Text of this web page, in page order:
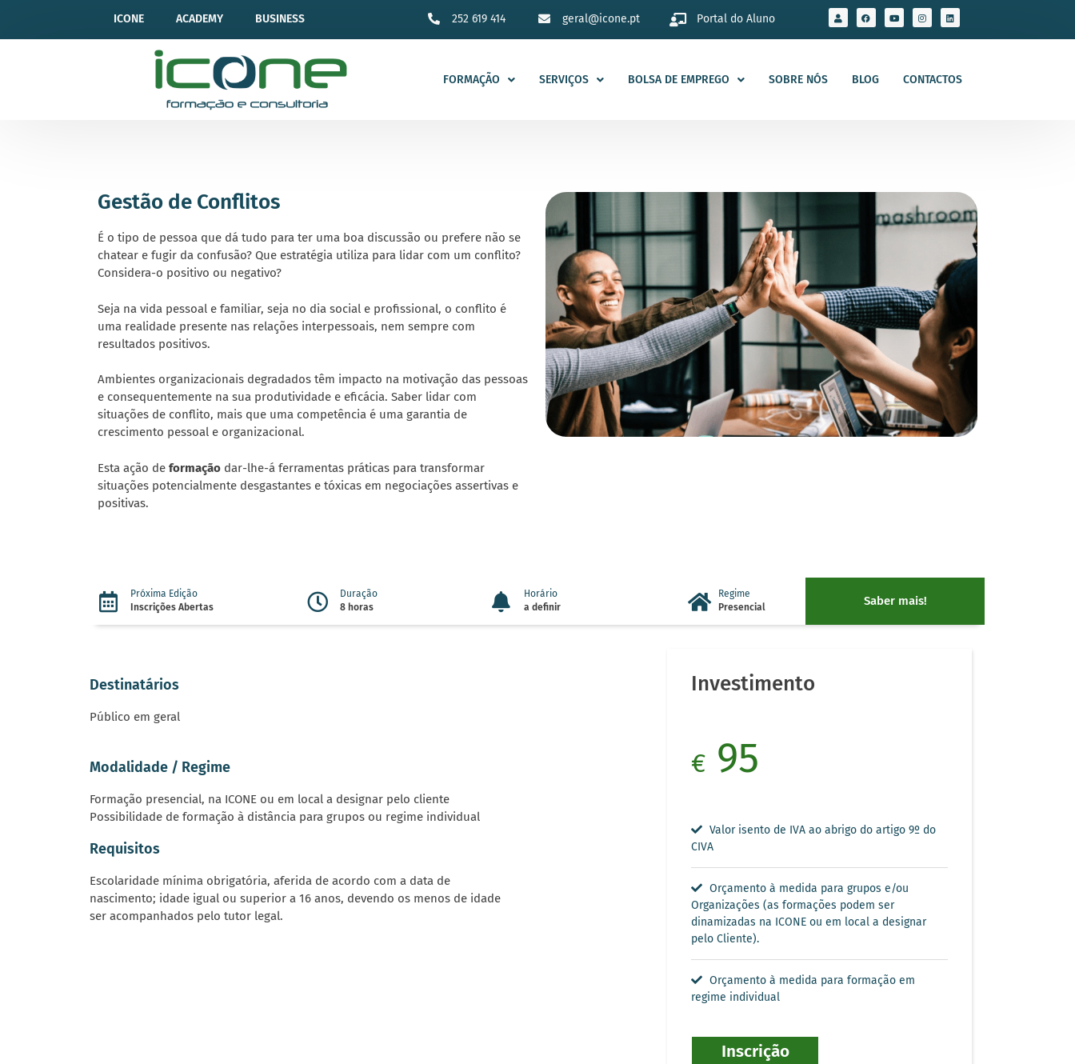
ICONE ACADEMY BUSINESS 252 619 414 geral@icone.pt Portal do Aluno
FORMAÇÃO SERVIÇOS BOLSA DE EMPREGO SOBRE NÓS BLOG CONTACTOS
Gestão de Conflitos
É o tipo de pessoa que dá tudo para ter uma boa discussão ou prefere não se
chatear e fugir da confusão? Que estratégia utiliza para lidar com um conflito?
Considera-o positivo ou negativo?
Seja na vida pessoal e familiar, seja no dia social e profissional, o conflito é
uma realidade presente nas relações interpessoais, nem sempre com
resultados positivos.
Ambientes organizacionais degradados têm impacto na motivação das pessoas
e consequentemente na sua produtividade e eficácia. Saber lidar com
situações de conflito, mais que uma competência é uma garantia de
crescimento pessoal e organizacional.
Esta ação de formação dar-lhe-á ferramentas práticas para transformar
situações potencialmente desgastantes e tóxicas em negociações assertivas e
positivas.
Próxima Edição
Inscrições Abertas
Duração
8 horas
Horário
a definir
Regime
Presencial
Saber mais!
Destinatários
Público em geral
Modalidade / Regime
Formação presencial, na ICONE ou em local a designar pelo cliente
Possibilidade de formação à distância para grupos ou regime individual
Requisitos
Escolaridade mínima obrigatória, aferida de acordo com a data de
nascimento; idade igual ou superior a 16 anos, devendo os menos de idade
ser acompanhados pelo tutor legal.
Investimento
€ 95
Valor isento de IVA ao abrigo do artigo 9º do
CIVA
Orçamento à medida para grupos e/ou
Organizações (as formações podem ser
dinamizadas na ICONE ou em local a designar
pelo Cliente).
Orçamento à medida para formação em
regime individual
Inscrição